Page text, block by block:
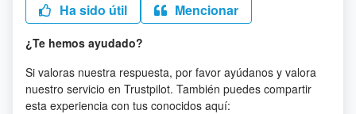
Ha sido útil Mencionar
¿Te hemos ayudado?
Si valoras nuestra respuesta, por favor ayúdanos y valora
nuestro servicio en Trustpilot. También puedes compartir
esta experiencia con tus conocidos aquí: